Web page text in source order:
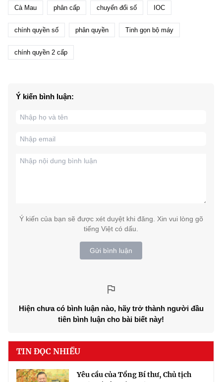
Cà Mau phân cấp chuyển đổi số IOC
chính quyền số phân quyền Tinh gọn bộ máy
chính quyền 2 cấp
Ý kiến bình luận:
Ý kiến của bạn sẽ được xét duyệt khi đăng. Xin vui lòng gõ
tiếng Việt có dấu.
Gửi bình luận
Hiện chưa có bình luận nào, hãy trở thành người đầu
tiên bình luận cho bài biết này!
TIN ĐỌC NHIỀU
Yêu cầu của Tổng Bí thư, Chủ tịch